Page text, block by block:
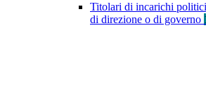
Titolari di incarichi
di direzione o di governo